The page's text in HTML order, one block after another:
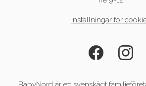
Inställningar för